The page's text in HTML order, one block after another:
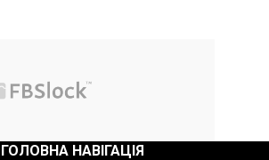
ГОЛОВНА НАВІГАЦІЯ